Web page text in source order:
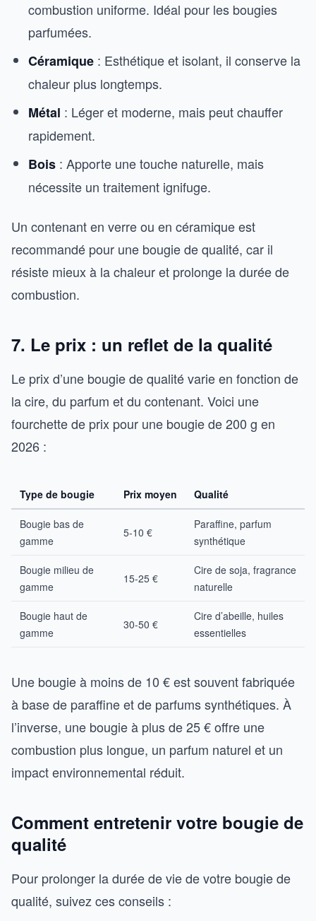
combustion uniforme. Idéal pour les bougies
parfumées.
Céramique : Esthétique et isolant, il conserve la
chaleur plus longtemps.
Métal : Léger et moderne, mais peut chauffer
rapidement.
Bois : Apporte une touche naturelle, mais
nécessite un traitement ignifuge.
Un contenant en verre ou en céramique est
recommandé pour une bougie de qualité, car il
résiste mieux à la chaleur et prolonge la durée de
combustion.
7. Le prix : un reflet de la qualité
Le prix d’une bougie de qualité varie en fonction de
la cire, du parfum et du contenant. Voici une
fourchette de prix pour une bougie de 200 g en
2026 :
Type de bougie Prix moyen Qualité
Bougie bas de
gamme
5-10 €
Paraffine, parfum
synthétique
Bougie milieu de
gamme
15-25 €
Cire de soja, fragrance
naturelle
Bougie haut de
gamme
30-50 €
Cire d’abeille, huiles
essentielles
Une bougie à moins de 10 € est souvent fabriquée
à base de paraffine et de parfums synthétiques. À
l’inverse, une bougie à plus de 25 € offre une
combustion plus longue, un parfum naturel et un
impact environnemental réduit.
Comment entretenir votre bougie de
qualité
Pour prolonger la durée de vie de votre bougie de
qualité, suivez ces conseils :